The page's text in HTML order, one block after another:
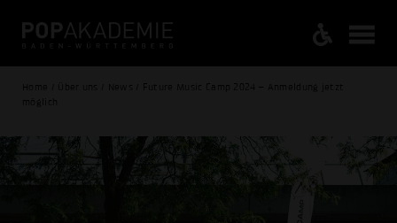
Home / Über uns / News / Future Music Camp 2024 – Anmeldung jetzt
möglich